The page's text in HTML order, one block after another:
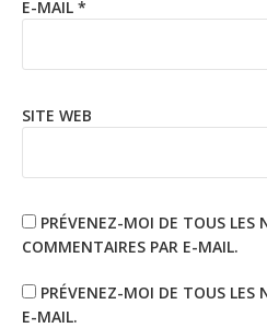
E-MAIL *
SITE WEB
PRÉVENEZ-MOI DE TOUS LES
COMMENTAIRES PAR E-MAIL.
PRÉVENEZ-MOI DE TOUS LES
E-MAIL.